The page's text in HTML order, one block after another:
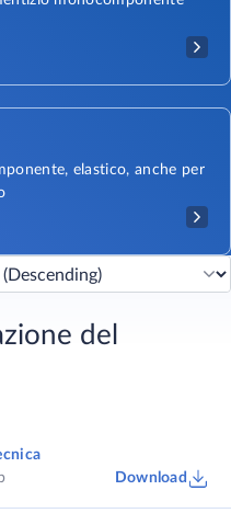
elastico, anche per
del
Download